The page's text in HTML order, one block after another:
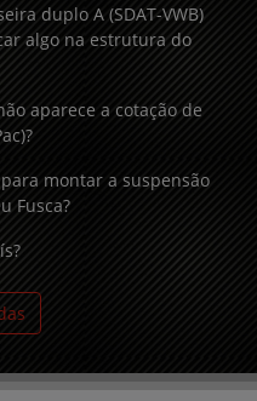
duplo A (SDAT-VWB)
algo na estrutura do
aparece a cotação de
montar a suspensão
Fusca?